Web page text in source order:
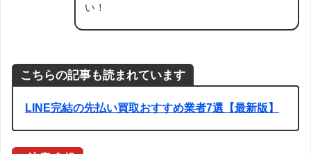
い！
こちらの記事も読まれています
LINE完結の先払い買取おすすめ業者7選【最新版】